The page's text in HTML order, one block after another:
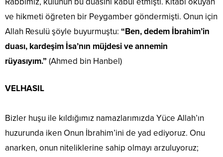
ve hikmeti öğreten bir Peygamber göndermişti. Onun için
Allah Resulü şöyle buyurmuştu: “Ben, dedem İbrahim’in
duası, kardeşim İsa’nın müjdesi ve annemin
rüyasıyım.” (Ahmed bin Hanbel)
VELHASIL
Bizler huşu ile kıldığımız namazlarımızda Yüce Allah’ın
huzurunda iken Onun İbrahim’ini de yad ediyoruz. Onu
anarken, onun niteliklerine sahip olmayı arzuluyoruz;